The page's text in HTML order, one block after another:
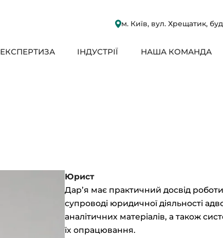
м. Київ, вул. Хрещатик,
ЕКСПЕРТИЗА ІНДУСТРІЇ НАША КОМАНДА
Юрист
Дар’я має практичний досвід
супроводі юридичної діяльності
аналітичних матеріалів, а також
їх опрацювання.